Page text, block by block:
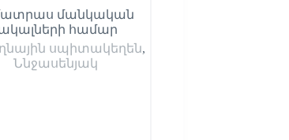
մատրաս մանկական
համար
սպիտակեղեն,
Ննջասենյակ